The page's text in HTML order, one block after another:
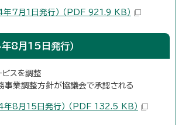
年7月1日発行） （PDF 921.9 KB）
8月15日発行）
スを調整
業調整方針が協議会で承認される
年8月15日発行） （PDF 132.5 KB）